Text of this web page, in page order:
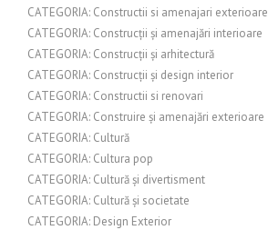
CATEGORIA: Constructii si amenajari exterioare
CATEGORIA: Construcții și amenajări interioare
CATEGORIA: Construcții și arhitectură
CATEGORIA: Construcții și design interior
CATEGORIA: Constructii si renovari
CATEGORIA: Construire și amenajări exterioare
CATEGORIA: Cultură
CATEGORIA: Cultura pop
CATEGORIA: Cultură și divertisment
CATEGORIA: Cultură și societate
CATEGORIA: Design Exterior